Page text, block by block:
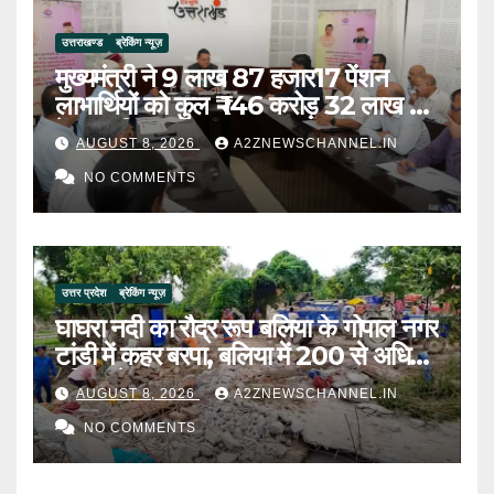
उत्तराखण्ड ब्रेकिंग न्यूज़
मुख्यमंत्री ने 9 लाख 87 हजार17 पेंशन
लाभार्थियों को कुल ₹ 146 करोड़ 32 लाख की
पेंशन राशि का किया भुगतान
AUGUST 8, 2026 A2ZNEWSCHANNEL.IN
NO COMMENTS
उत्तर प्रदेश ब्रेकिंग न्यूज़
घाघरा नदी का रौद्र रूप बलिया के गोपाल नगर
टांडी में कहर बरपा, बलिया में 200 से अधिक
परिवार बेघर
AUGUST 8, 2026 A2ZNEWSCHANNEL.IN
NO COMMENTS